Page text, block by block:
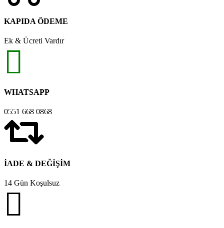
KAPIDA ÖDEME
Ek & Ücreti Vardır
WHATSAPP
0551 668 0868
İADE & DEĞİŞİM
14 Gün Koşulsuz